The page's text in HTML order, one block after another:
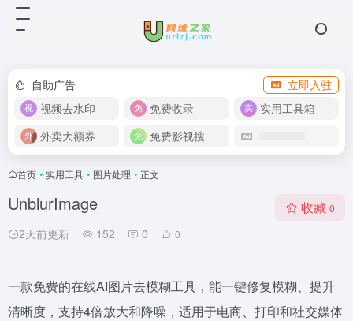
自助广告
立即入驻
视频去水印
免费收录
实用工具箱
外卖大额券
免费影视搜
首页 • 实用工具 • 图片处理 • 正文
UnblurImage
2天前更新 152 0 0
收藏 0
一款免费的在线AI图片去模糊工具，能一键修复模糊、提升
清晰度，支持4倍放大和降噪，适用于电商、打印和社交媒体